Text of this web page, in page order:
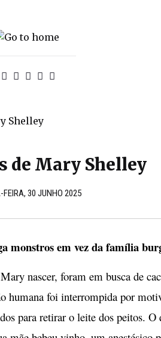
de Mary Shelley
FEIRA, 30 JUNHO 2025
monstros em vez da família
nascer, foram em busca de
humana foi interrompida por
para retirar o leite dos peitos. O